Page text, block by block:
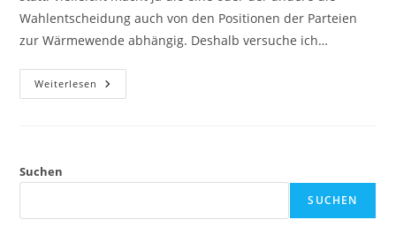
Wahlentscheidung auch von den Positionen der Parteien
zur Wärmewende abhängig. Deshalb versuche ich…
Weiterlesen Wahlversprechen
Suchen
SUCHEN